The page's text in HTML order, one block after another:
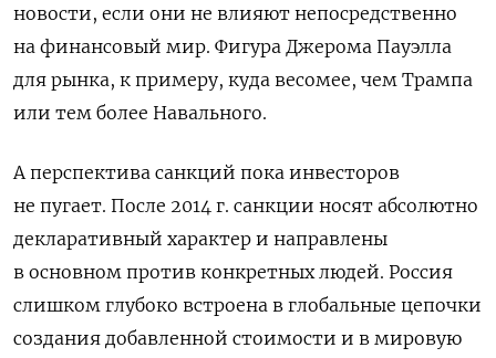
новости, если они не влияют непосредственно
на финансовый мир. Фигура Джерома Пауэлла
для рынка, к примеру, куда весомее, чем Трампа
или тем более Навального.
А перспектива санкций пока инвесторов
не пугает. После 2014 г. санкции носят абсолютно
декларативный характер и направлены
в основном против конкретных людей. Россия
слишком глубоко встроена в глобальные цепочки
создания добавленной стоимости и в мировую